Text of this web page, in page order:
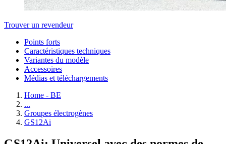
Trouver un revendeur
Points forts
Caractéristiques techniques
Variantes du modèle
Accessoires
Médias et téléchargements
Home - BE
...
Groupes électrogènes
GS12Ai